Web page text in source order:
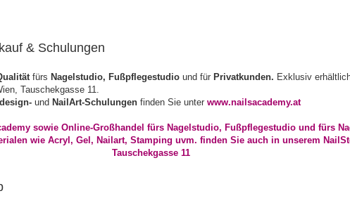
& Schulungen
fürs Nagelstudio, Fußpflegestudio und für Privatkunden. Exklusiv
Tauschekgasse 11.
und NailArt-Schulungen finden Sie unter www.nailsacademy.at